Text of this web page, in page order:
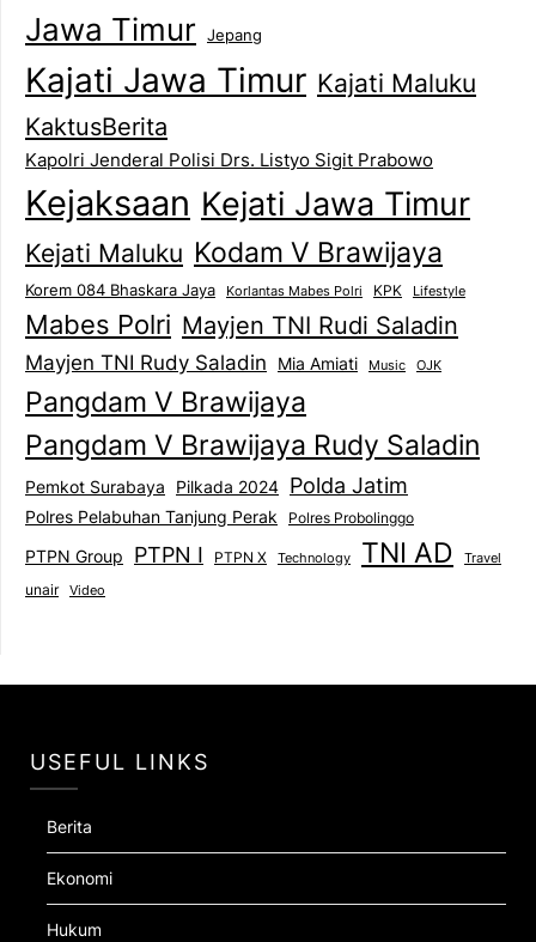
Jawa Timur Jepang
Kajati Jawa Timur Kajati Maluku
KaktusBerita
Kapolri Jenderal Polisi Drs. Listyo Sigit Prabowo
Kejaksaan Kejati Jawa Timur
Kejati Maluku Kodam V Brawijaya
Korem 084 Bhaskara Jaya Korlantas Mabes Polri KPK Lifestyle
Mabes Polri Mayjen TNI Rudi Saladin
Mayjen TNI Rudy Saladin Mia Amiati Music OJK
Pangdam V Brawijaya
Pangdam V Brawijaya Rudy Saladin
Pemkot Surabaya Pilkada 2024 Polda Jatim
Polres Pelabuhan Tanjung Perak Polres Probolinggo
PTPN Group PTPN I PTPN X Technology TNI AD Travel
unair Video
USEFUL LINKS
Berita
Ekonomi
Hukum